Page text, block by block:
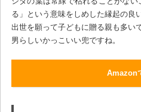
る」という意味をしめした縁起の良
出世を願って子どもに贈る親も多い
男らしいかっこいい兜ですね。
Amazon